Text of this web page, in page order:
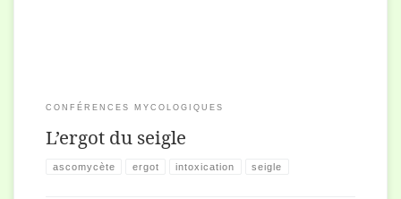
CONFÉRENCES MYCOLOGIQUES
L’ergot du seigle
ascomycète ergot intoxication seigle